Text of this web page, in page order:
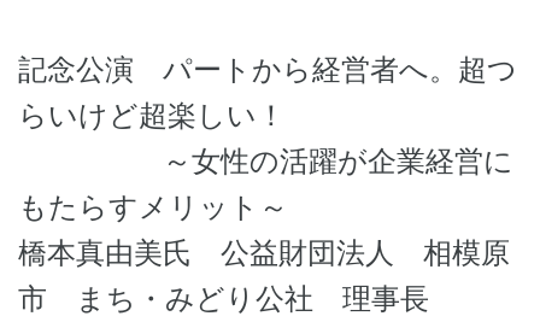
記念公演 パートから経営者へ。超つ
らいけど超楽しい！
～女性の活躍が企業経営に
もたらすメリット～
橋本真由美氏 公益財団法人 相模原
市 まち・みどり公社 理事長